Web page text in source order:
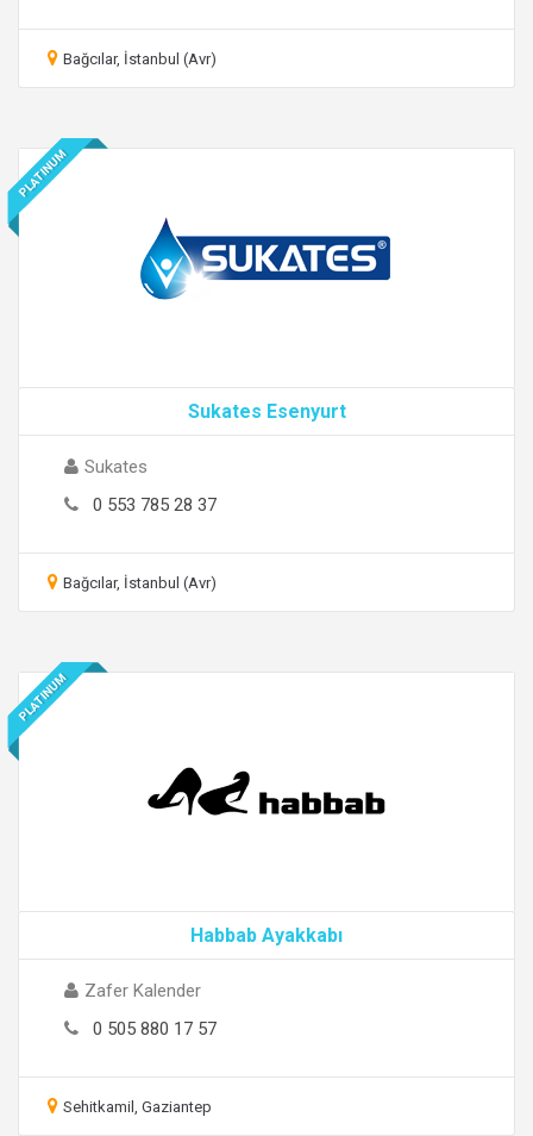
Bağcılar, İstanbul (Avr)
PLATINUM
Sukates Esenyurt
Sukates
0 553 785 28 37
Bağcılar, İstanbul (Avr)
PLATINUM
Habbab Ayakkabı
Zafer Kalender
0 505 880 17 57
Sehitkamil, Gaziantep